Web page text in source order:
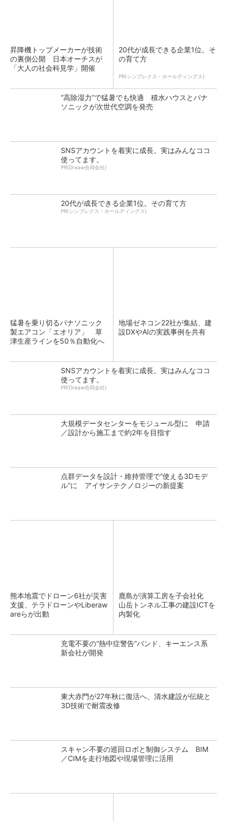
昇降機トップメーカーが技術
の裏側公開 日本オーチスが
「大人の社会科見学」開催
20代が成長できる企業1位。そ
の育て方
PR(シンプレクス・ホールディングス)
“高除湿力”で猛暑でも快適 積水ハウスとパナ
ソニックが次世代空調を発売
SNSアカウントを着実に成長。実はみんなココ
使ってます。
PR(Dreaw合同会社)
20代が成長できる企業1位。その育て方
PR(シンプレクス・ホールディングス)
猛暑を乗り切るパナソニック
製エアコン「エオリア」 草
津生産ラインを50％自動化へ
地場ゼネコン22社が集結、建
設DXやAIの実践事例を共有
SNSアカウントを着実に成長。実はみんなココ
使ってます。
PR(Dreaw合同会社)
大規模データセンターをモジュール型に 申請
／設計から施工まで約2年を目指す
点群データを設計・維持管理で“使える3Dモデ
ル”に アイサンテクノロジーの新提案
熊本地震でドローン6社が災害
支援、テラドローンやLiberaw
areらが出動
鹿島が演算工房を子会社化
山岳トンネル工事の建設ICTを
内製化
充電不要の“熱中症警告”バンド、キーエンス系
新会社が開発
東大赤門が27年秋に復活へ、清水建設が伝統と
3D技術で耐震改修
スキャン不要の巡回ロボと制御システム BIM
／CIMを走行地図や現場管理に活用